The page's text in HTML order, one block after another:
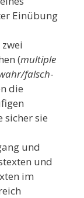
Einübung
(multiple
falsch-
die
sicher sie
und
und
im